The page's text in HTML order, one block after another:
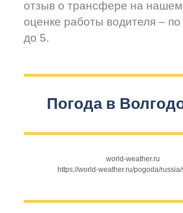
отзыв о трансфере на нашем
оценке работы водителя –
до 5.
Погода в
world-weather.ru
https://world-weather.ru/pogoda/